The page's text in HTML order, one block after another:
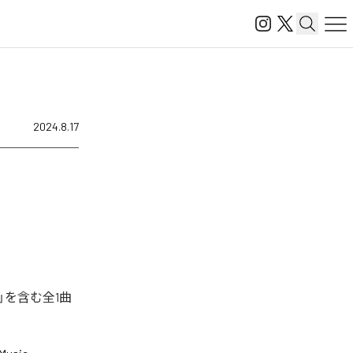
2024.8.17
を含む全1曲